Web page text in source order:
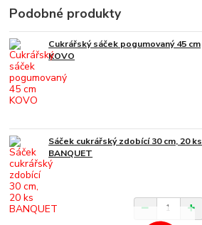
Podobné produkty
Cukrářský sáček pogumovaný 45 cm
KOVO
Sáček cukrářský zdobící 30 cm, 20 ks
BANQUET